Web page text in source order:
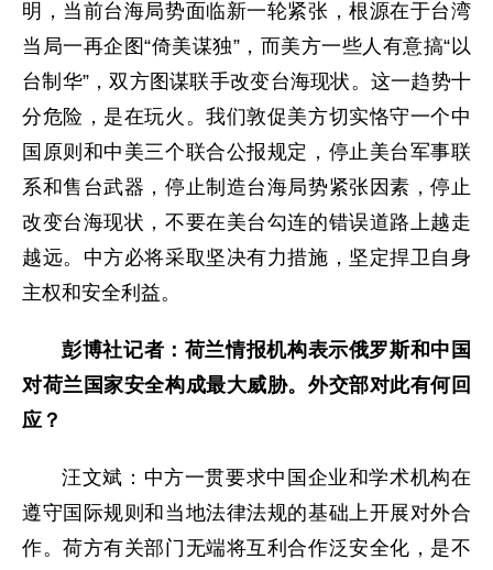
明，当前台海局势面临新一轮紧张，根源在于台湾
当局一再企图“倚美谋独”，而美方一些人有意搞“以
台制华”，双方图谋联手改变台海现状。这一趋势十
分危险，是在玩火。我们敦促美方切实恪守一个中
国原则和中美三个联合公报规定，停止美台军事联
系和售台武器，停止制造台海局势紧张因素，停止
改变台海现状，不要在美台勾连的错误道路上越走
越远。中方必将采取坚决有力措施，坚定捍卫自身
主权和安全利益。
彭博社记者：荷兰情报机构表示俄罗斯和中国
对荷兰国家安全构成最大威胁。外交部对此有何回
应？
汪文斌：中方一贯要求中国企业和学术机构在
遵守国际规则和当地法律法规的基础上开展对外合
作。荷方有关部门无端将互利合作泛安全化，是不